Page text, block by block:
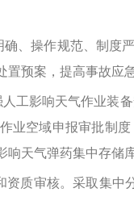
操作规范、制度
预案，提高事故应
影响天气作业装备
业空域申报审批制
天气弹药集中存储
审核。采取集中